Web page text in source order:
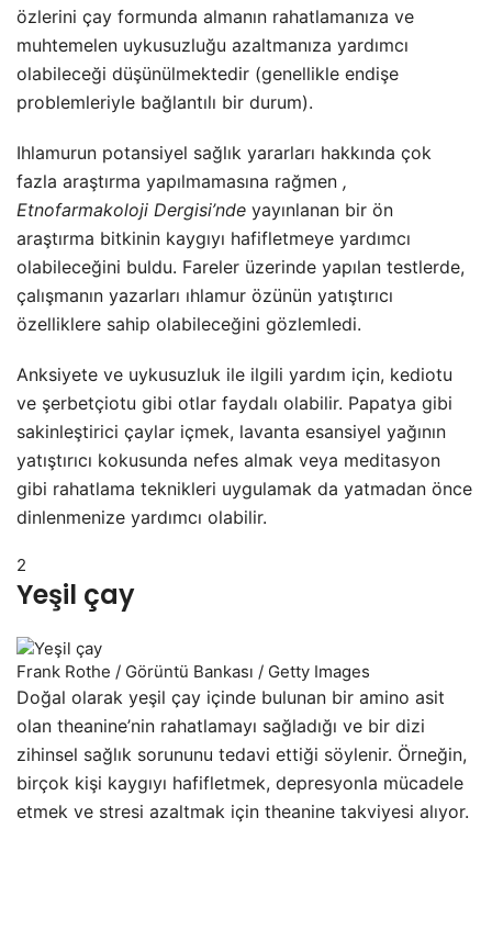
özlerini çay formunda almanın rahatlamanıza ve
muhtemelen uykusuzluğu azaltmanıza yardımcı
olabileceği düşünülmektedir (genellikle endişe
problemleriyle bağlantılı bir durum).
Ihlamurun potansiyel sağlık yararları hakkında çok
fazla araştırma yapılmamasına rağmen ,
Etnofarmakoloji Dergisi’nde yayınlanan bir ön
araştırma bitkinin kaygıyı hafifletmeye yardımcı
olabileceğini buldu. Fareler üzerinde yapılan testlerde,
çalışmanın yazarları ıhlamur özünün yatıştırıcı
özelliklere sahip olabileceğini gözlemledi.
Anksiyete ve uykusuzluk ile ilgili yardım için, kediotu
ve şerbetçiotu gibi otlar faydalı olabilir. Papatya gibi
sakinleştirici çaylar içmek, lavanta esansiyel yağının
yatıştırıcı kokusunda nefes almak veya meditasyon
gibi rahatlama teknikleri uygulamak da yatmadan önce
dinlenmenize yardımcı olabilir.
2
Yeşil çay
Frank Rothe / Görüntü Bankası / Getty Images
Doğal olarak yeşil çay içinde bulunan bir amino asit
olan theanine’nin rahatlamayı sağladığı ve bir dizi
zihinsel sağlık sorununu tedavi ettiği söylenir. Örneğin,
birçok kişi kaygıyı hafifletmek, depresyonla mücadele
etmek ve stresi azaltmak için theanine takviyesi alıyor.